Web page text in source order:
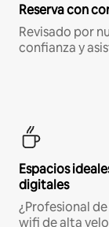
Reserva con
Revisado por
confianza y
Espacios
digitales
¿Profesional
wifi de alta